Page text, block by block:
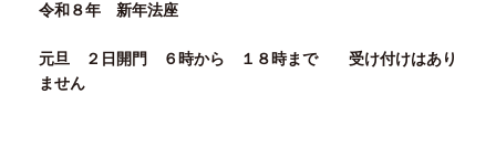
令和８年 新年法座
元旦 ２ 日開門 ６時から １８ 時まで 受け付けはあり
ません